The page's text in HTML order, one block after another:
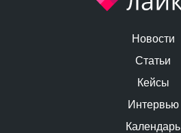
Новости
Статьи
Кейсы
Интервью
Календарь